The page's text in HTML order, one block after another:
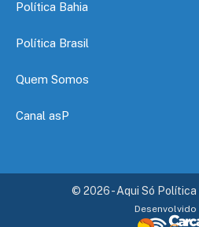
Política Bahia
Política Brasil
Quem Somos
Canal asP
© 2026 - Aqui Só
Desenvolvido